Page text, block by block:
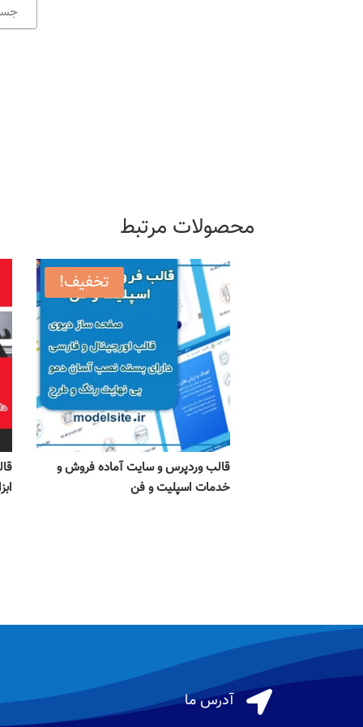
محصولات مرتبط
تخفیف!
قالب وردپرس و سایت آماده فروش و
خدمات اسپلیت و فن
 آدرس ما